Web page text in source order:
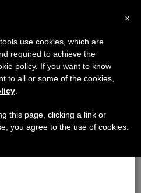
minusvalía
cambiar el
«Los
×
agosto haremos la pausa
en el periodo de verano
y también el
x
use cookies, which are
required to achieve the
policy. If you want to know
to all or some of the cookies,
this page, clicking a link or
you agree to the use of cookies.